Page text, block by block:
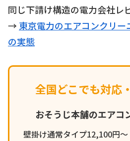
同じ下請け構造の電力会社レ
→ 東京電力のエアコンクリ
の実態
全国どこでも対応
おそうじ本舗のエアコ
壁掛け通常タイプ12,100円